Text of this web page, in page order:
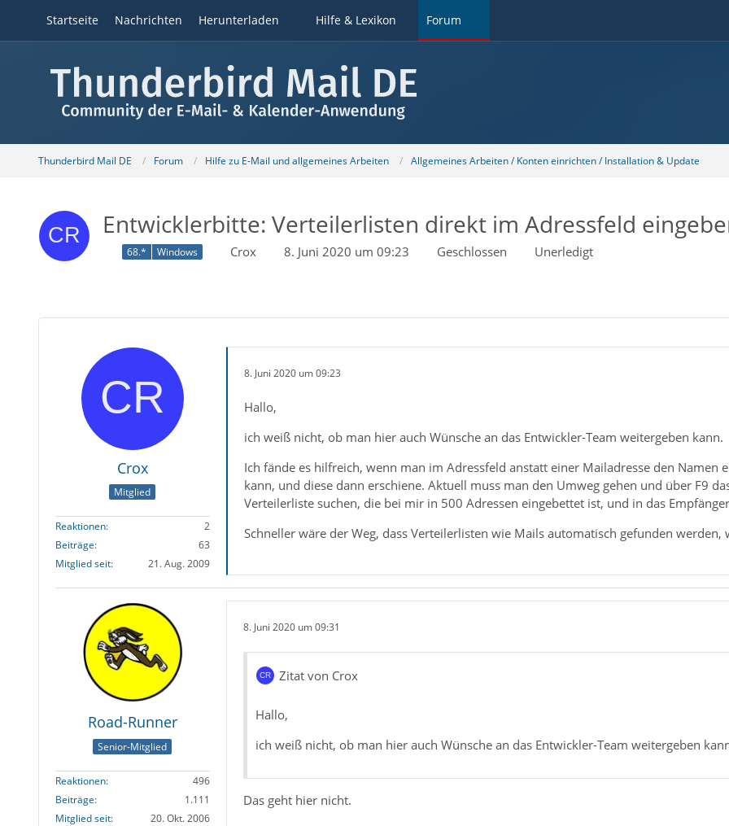
Startseite Nachrichten Herunterladen Hilfe & Lexikon Forum
Thunderbird Mail DE Forum Hilfe zu E-Mail und allgemeines Arbeiten Allgemeines Arbeiten / Konten einrichten / Installation & Update
Entwicklerbitte: Verteilerlisten direkt im Adressfeld
68.* Windows Crox 8. Juni 2020 um 09:23 Geschlossen Unerledigt
Crox
Mitglied
Reaktionen
2
Beiträge
63
Mitglied seit
21. Aug. 2009
8. Juni 2020 um 09:23
Hallo,
ich weiß nicht, ob man hier auch Wünsche an das Entwickler-Team weitergeben kann.
Ich fände es hilfreich, wenn man im Adressfeld anstatt einer Mailadresse den Namen
kann, und diese dann erschiene. Aktuell muss man den Umweg gehen und über F9
Verteilerliste suchen, die bei mir in 500 Adressen eingebettet ist, und in das
Schneller wäre der Weg, dass Verteilerlisten wie Mails automatisch gefunden
Road-Runner
Senior-Mitglied
Reaktionen
496
Beiträge
1.111
Mitglied seit
20. Okt. 2006
8. Juni 2020 um 09:31
Zitat von Crox
Hallo,
ich weiß nicht, ob man hier auch Wünsche an das Entwickler-Team weitergeben
Das geht hier nicht.